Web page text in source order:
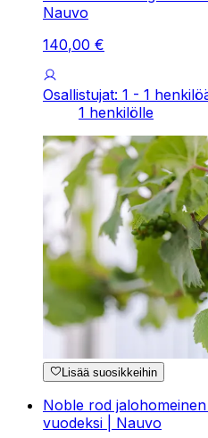
Nauvo
140,00 €
Osallistujat: 1 - 1
1 henkilölle
Lisää suosikkeihin
Noble rod
vuodeksi | Nauvo